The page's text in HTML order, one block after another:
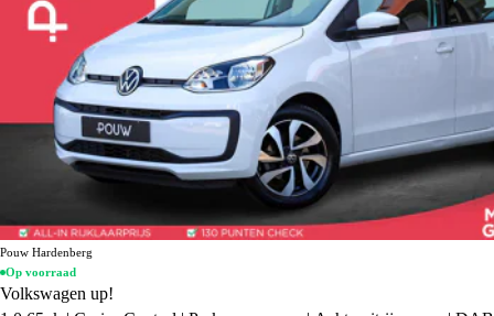
Pouw Hardenberg
Op voorraad
Volkswagen up!